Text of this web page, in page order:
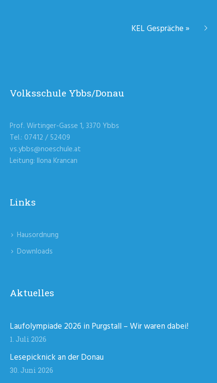
KEL Gespräche»
Volksschule Ybbs/Donau
Prof. Wirtinger-Gasse 1, 3370 Ybbs
Tel.: 07412 / 52409
vs.ybbs@noeschule.at
Leitung: Ilona Krancan
Links
Hausordnung
Downloads
Aktuelles
Laufolympiade 2026 in Purgstall – Wir waren dabei!
1. Juli 2026
Lesepicknick an der Donau
30. Juni 2026